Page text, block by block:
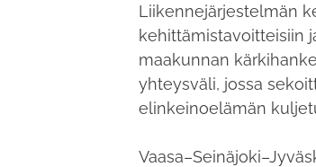
Liikennejärjestelmän
kehittämistavoitteisiin
maakunnan
yhteysväli, jossa
elinkeinoelämän